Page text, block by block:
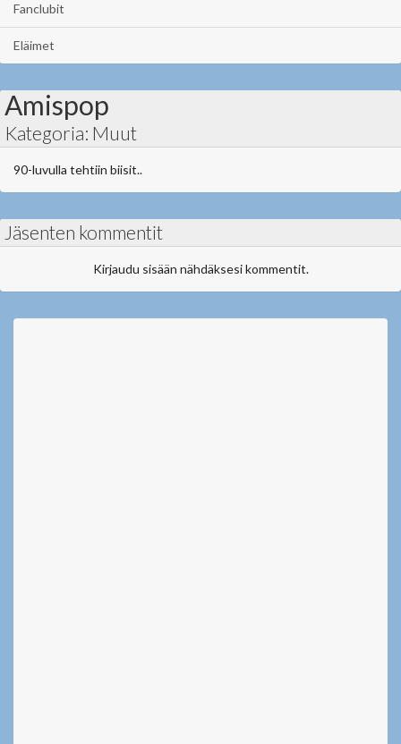
Fanclubit
Eläimet
Amispop
Kategoria: Muut
90-luvulla tehtiin biisit..
Jäsenten kommentit
Kirjaudu sisään nähdäksesi kommentit.